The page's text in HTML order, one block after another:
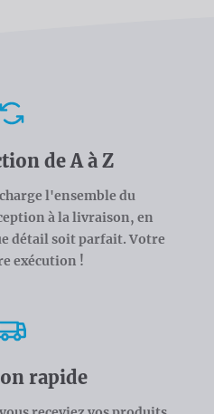
de A à Z
l'ensemble du
à la livraison, en
détail soit parfait. Votre
exécution !
rapide